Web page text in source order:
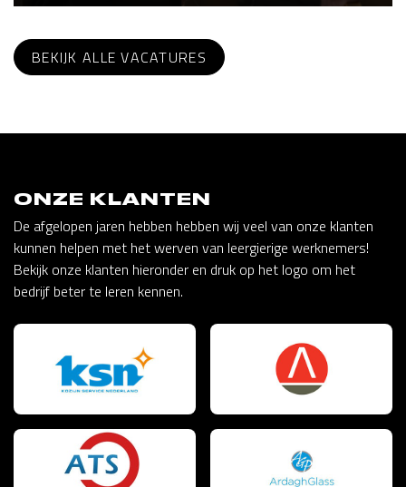
BEKIJK ALLE VACATURES
ONZE KLANTEN
De afgelopen jaren hebben hebben wij veel van onze klanten
kunnen helpen met het werven van leergierige werknemers!
Bekijk onze klanten hieronder en druk op het logo om het
bedrijf beter te leren kennen.